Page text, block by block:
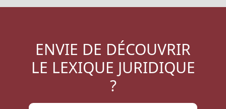
ENVIE DE DÉCOUVRIR
LE LEXIQUE JURIDIQUE
?